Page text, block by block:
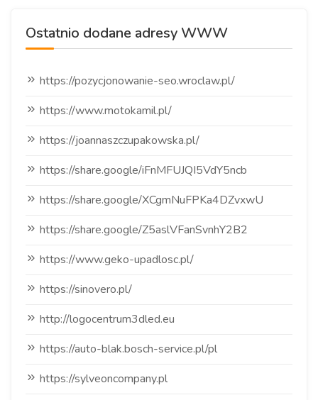
Ostatnio dodane adresy WWW
https://pozycjonowanie-seo.wroclaw.pl/
https://www.motokamil.pl/
https://joannaszczupakowska.pl/
https://share.google/iFnMFUJQI5VdY5ncb
https://share.google/XCgmNuFPKa4DZvxwU
https://share.google/Z5aslVFanSvnhY2B2
https://www.geko-upadlosc.pl/
https://sinovero.pl/
http://logocentrum3dled.eu
https://auto-blak.bosch-service.pl/pl
https://sylveoncompany.pl